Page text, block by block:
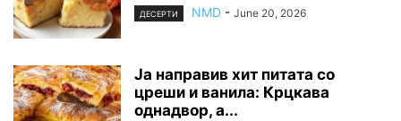
ДЕСЕРТИ NMD - June 20, 2026
Ја направив хит питата со
цреши и ванила: Крцкава
однадвор, а...